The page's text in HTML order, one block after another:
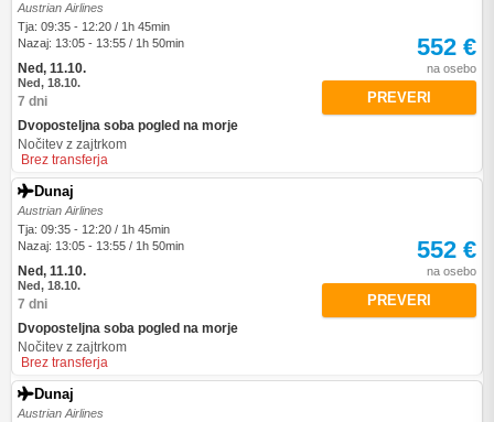
Austrian Airlines
Tja: 09:35 - 12:20 / 1h 45min
Nazaj: 13:05 - 13:55 / 1h 50min
Ned, 11.10.
Ned, 18.10.
7 dni
Dvoposteljna soba pogled na morje
Nočitev z zajtrkom
Brez transferja
552 €
na osebo
PREVERI
Dunaj
Austrian Airlines
Tja: 09:35 - 12:20 / 1h 45min
Nazaj: 13:05 - 13:55 / 1h 50min
Ned, 11.10.
Ned, 18.10.
7 dni
Dvoposteljna soba pogled na morje
Nočitev z zajtrkom
Brez transferja
552 €
na osebo
PREVERI
Dunaj
Austrian Airlines